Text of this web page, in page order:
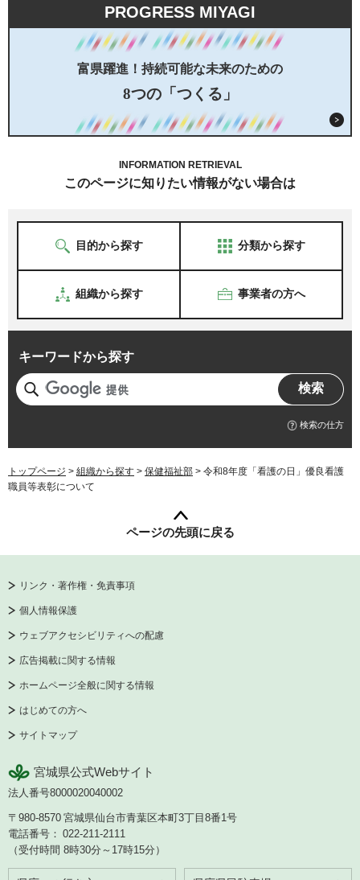
PROGRESS MIYAGI
富県躍進！持続可能な未来のための
8つの「つくる」
INFORMATION RETRIEVAL
このページに知りたい情報がない場合は
目的から探す 分類から探す
組織から探す 事業者の方へ
キーワードから探す
検索の仕方
トップページ > 組織から探す > 保健福祉部 > 令和8年度「看護の日」優良看護
職員等表彰について
ページの先頭に戻る
リンク・著作権・免責事項
個人情報保護
ウェブアクセシビリティへの配慮
広告掲載に関する情報
ホームページ全般に関する情報
はじめての方へ
サイトマップ
宮城県公式Webサイト
法人番号8000020040002
〒980-8570 宮城県仙台市青葉区本町3丁目8番1号
電話番号： 022-211-2111
（受付時間 8時30分～17時15分）